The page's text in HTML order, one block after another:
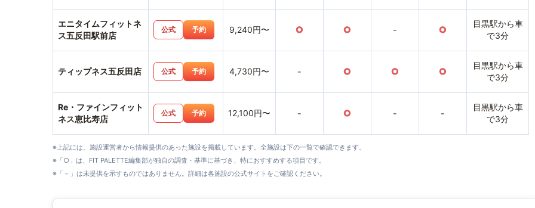
エニタイムフィットネ
ス五反田駅前店
公式 予約 9,240円〜 ○ ○ - ○
目黒駅から車
で3分
ティップネス五反田店 公式 予約 4,730円〜 - ○ ○ ○
目黒駅から車
で3分
Re・ファインフィット
ネス恵比寿店
公式 予約 12,100円〜 - ○ - -
目黒駅から車
で3分
※上記には、施設運営者から情報提供のあった施設を掲載しています。全施設は下の一覧で確認できます。
※「○」は、FIT PALETTE編集部が独自の調査・基準に基づき、特におすすめする項目です。
※「－」は未提供を示すものではありません。詳細は各施設の公式サイトをご確認ください。